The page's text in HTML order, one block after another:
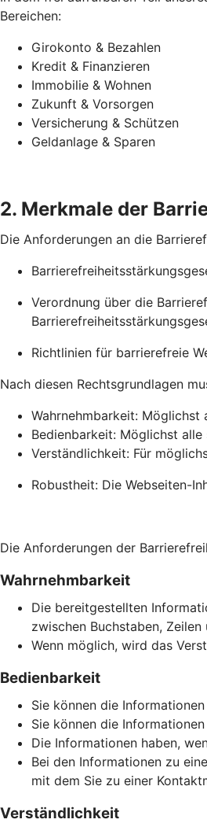
Bereichen:
Girokonto & Bezahlen
Kredit & Finanzieren
Immobilie & Wohnen
Zukunft & Vorsorgen
Versicherung & Schützen
Geldanlage & Sparen
2. Merkmale der
Die Anforderungen an die
Verordnung über die
Richtlinien für barrierefreie
Nach diesen Rechtsgrundlagen
Wahrnehmbarkeit: Möglichst
Bedienbarkeit: Möglichst
Verständlichkeit: Für
Robustheit: Die Webseiten-
Die Anforderungen der
Wahrnehmbarkeit
Die bereitgestellten
zwischen Buchstaben, Zeilen
Wenn möglich, wird das
Bedienbarkeit
Sie können die
Sie können die
Die Informationen haben,
Bei den Informationen zu
mit dem Sie zu einer
Verständlichkeit